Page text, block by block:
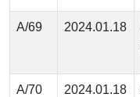
А/69 2024.01.18
А/70 2024.01.18